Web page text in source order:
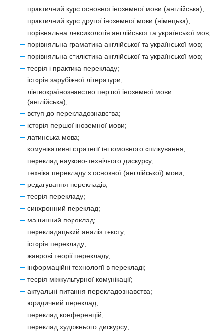
практичний курс основної іноземної мови (англійська);
практичний курс другої іноземної мови (німецька);
порівняльна лексикологія англійської та української мов;
порівняльна граматика англійської та української мов;
порівняльна стилістика англійської та української мов;
теорія і практика перекладу;
історія зарубіжної літератури;
лінгвокраїнознавство першої іноземної мови
(англійська);
вступ до перекладознавства;
історія першої іноземної мови;
латинська мова;
комунікативні стратегії іншомовного спілкування;
переклад науково-технічного дискурсу;
техніка перекладу з основної (англійської) мови;
редагування перекладів;
теорія перекладу;
синхронний переклад;
машинний переклад;
перекладацький аналіз тексту;
історія перекладу;
жанрові теорії перекладу;
інформаційні технології в перекладі;
теорія міжкультурної комунікації;
актуальні питання перекладознавства;
юридичний переклад;
переклад конференцій;
переклад художнього дискурсу;